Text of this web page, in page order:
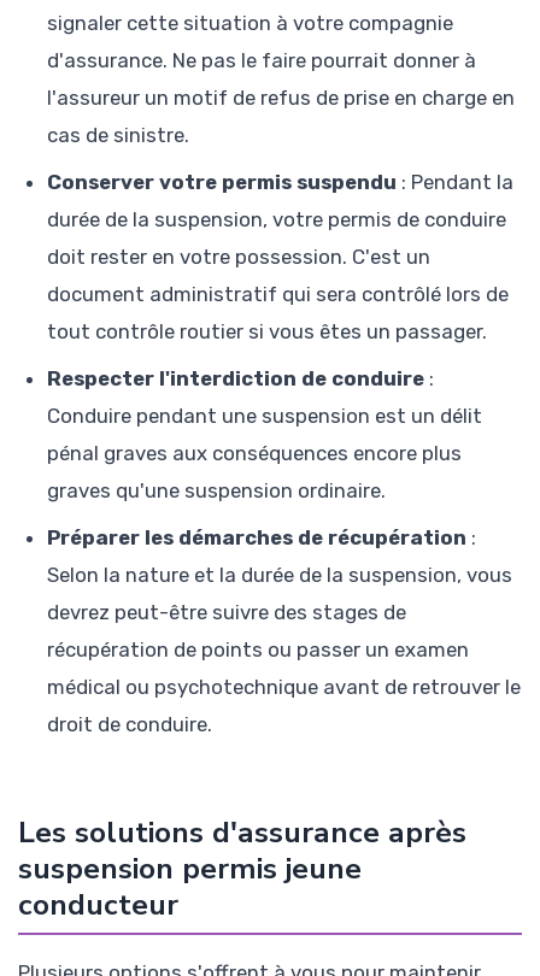
signaler cette situation à votre compagnie
d'assurance. Ne pas le faire pourrait donner à
l'assureur un motif de refus de prise en charge en
cas de sinistre.
Conserver votre permis suspendu : Pendant la
durée de la suspension, votre permis de conduire
doit rester en votre possession. C'est un
document administratif qui sera contrôlé lors de
tout contrôle routier si vous êtes un passager.
Respecter l'interdiction de conduire :
Conduire pendant une suspension est un délit
pénal graves aux conséquences encore plus
graves qu'une suspension ordinaire.
Préparer les démarches de récupération :
Selon la nature et la durée de la suspension, vous
devrez peut-être suivre des stages de
récupération de points ou passer un examen
médical ou psychotechnique avant de retrouver le
droit de conduire.
Les solutions d'assurance après
suspension permis jeune
conducteur